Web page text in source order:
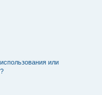
или